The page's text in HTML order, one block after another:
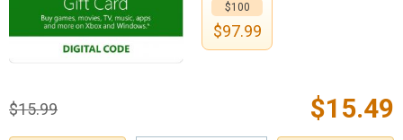
$15.49
$15.99
$100
$97.99